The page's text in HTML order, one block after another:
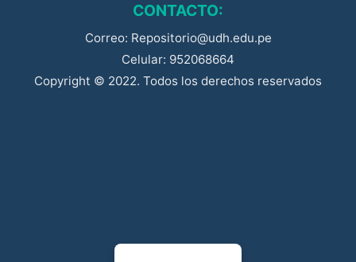
CONTACTO:
Correo: Repositorio@udh.edu.pe
Celular: 952068664
Copyright © 2022. Todos los derechos reservados